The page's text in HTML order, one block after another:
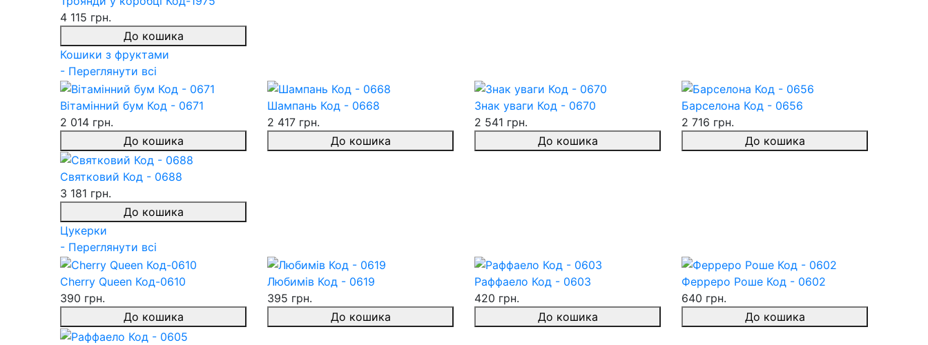
4 115 грн.
До кошика
Кошики з фруктами
- Переглянути всі
Вітамінний бум Код - 0671
2 014 грн.
До кошика
Шампань Код - 0668
2 417 грн.
До кошика
Знак уваги Код - 0670
2 541 грн.
До кошика
Барселона Код - 0656
2 716 грн.
До кошика
Святковий Код - 0688
3 181 грн.
До кошика
Цукерки
- Переглянути всі
Cherry Queen Код-0610
390 грн.
До кошика
Любимів Код - 0619
395 грн.
До кошика
Раффаело Код - 0603
420 грн.
До кошика
Ферреро Роше Код - 0602
640 грн.
До кошика